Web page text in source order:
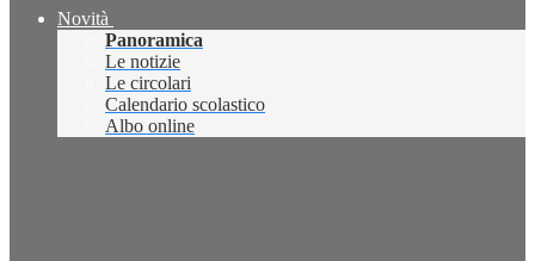
Novità
Panoramica
Le notizie
Le circolari
Calendario scolastico
Albo online